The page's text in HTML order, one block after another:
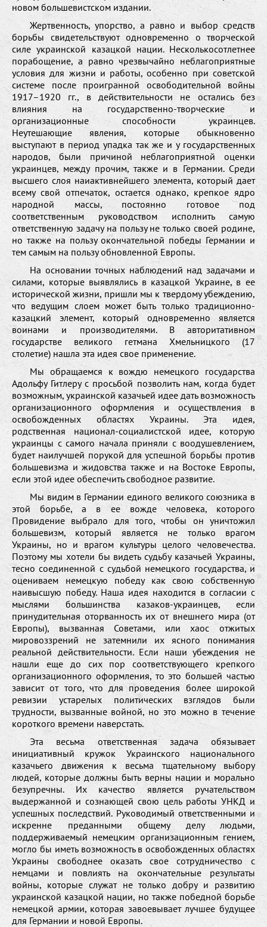
новом большевистском издании.
Жертвенность, упорство, а равно и выбор средств
борьбы свидетельствуют одновременно о творческой
силе украинской казацкой нации. Несколькосотлетнее
порабощение, а равно чрезвычайно неблагоприятные
условия для жизни и работы, особенно при советской
системе после проигранной освободительной войны
1917–1920 гг., в действительности не остались без
влияния на государственно-творческие и
организационные способности украинцев.
Неутешающие явления, которые обыкновенно
выступают в период упадка так же и у государственных
народов, были причиной неблагоприятной оценки
украинцев, между прочим, также и в Германии. Среди
высшего слоя наиактивнейшего элемента, который дает
всему свой отпечаток, остается однако, крепкое ядро
народной массы, постоянно готовое под
соответственным руководством исполнить самую
ответственную задачу на пользу не только своей родине,
но также на пользу окончательной победы Германии и
тем самым на пользу обновленной Европы.
На основании точных наблюдений над задачами и
силами, которые выявлялись в казацкой Украине, в ее
исторической жизни, пришли мы к твердому убеждению,
что ведущим слоем может быть только традиционно-
казацкий элемент, который одновременно является
воинами и производителями. В авторитативном
государстве великого гетмана Хмельницкого (17
столетие) нашла эта идея свое применение.
Мы обращаемся к вождю немецкого государства
Адольфу Гитлеру с просьбой позволить нам, когда будет
возможным, украинской казачьей идее дать возможность
организационного оформления и осуществления в
освобожденных областях Украины. Эта идея,
родственная национал-социалистской идее, которую
украинцы с самого начала приняли с воодушевлением,
будет наилучшей порукой для успешной борьбы против
большевизма и жидовства также и на Востоке Европы,
если этой идее обеспечить свободное развитие.
Мы видим в Германии единого великого союзника в
этой борьбе, а в ее вожде человека, которого
Провидение выбрало для того, чтобы он уничтожил
большевизм, который является не только врагом
Украины, но и врагом культуры целого человечества.
Поэтому мы хотели бы видеть судьбу казачьей Украины,
тесно соединенной с судьбой немецкого государства, и
оцениваем немецкую победу как свою собственную
наивысшую победу. Наша идея находится в согласии с
мыслями большинства казаков-украинцев, если
принудительная оторванность их от внешнего мира (от
Европы), вызванная Советами, или хаос отжитых
мировоззрений не затемнили их ясного понимания
реальной действительности. Если наши убеждения не
нашли еще до сих пор соответствующего крепкого
организационного оформления, то это большей частью
зависит от того, что для проведения более широкой
ревизии устарелых политических взглядов были
трудности, вызванные войной, но это можно в течение
короткого времени наверстать.
Эта весьма ответственная задача обязывает
инициативный кружок Украинского национального
казачьего движения к весьма тщательному выбору
людей, которые должны быть верны нации и морально
безупречны. Их качество является ручательством
выдержанной и сознающей свою цель работы УНКД и
успешных последствий. Руководимый ответственными и
искренне преданными общему делу людьми,
поддерживаемый немецким организационным гением,
могло бы иметь возможность в освобожденных областях
Украины свободнее оказать свое сотрудничество с
немцами и повлиять на окончательные результаты
войны, которые служат не только добру и развитию
украинской казацкой нации, но также победной борьбе
немецкой армии, которая завоевывает лучшее будущее
для Германии и новой Европы.